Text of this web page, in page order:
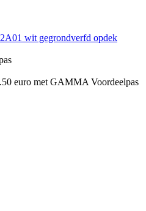
wit gegrondverfd opdek
euro met GAMMA Voordeelpas